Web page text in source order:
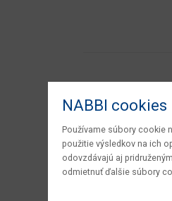
Vyberáme
NABBI cookies
Používame súbory cookie
použitie výsledkov na ich
odovzdávajú aj
odmietnuť ďalšie súbory